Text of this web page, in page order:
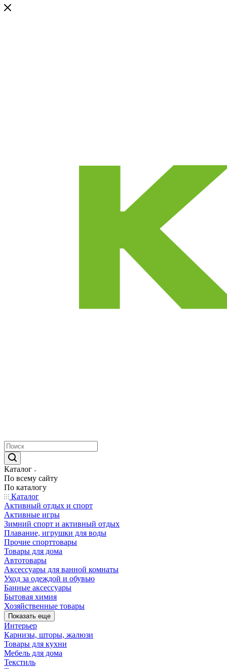
Каталог
По всему сайту
По каталогу
Каталог
Активный отдых и спорт
Активные игры
Зимний спорт и активный отдых
Плавание, игрушки для воды
Прочие спорттовары
Товары для дома
Автотовары
Аксессуары для ванной комнаты
Уход за одеждой и обувью
Банные аксессуары
Бытовая химия
Хозяйственные товары
Показать еще
Интерьер
Карнизы, шторы, жалюзи
Товары для кухни
Мебель для дома
Текстиль